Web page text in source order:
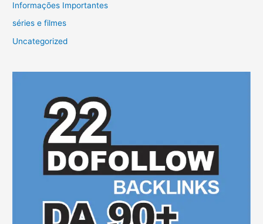
Informações Importantes
séries e filmes
Uncategorized